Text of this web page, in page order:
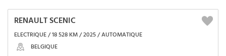
RENAULT SCENIC
ELECTRIQUE / 18 528 KM / 2025 / AUTOMATIQUE
BELGIQUE